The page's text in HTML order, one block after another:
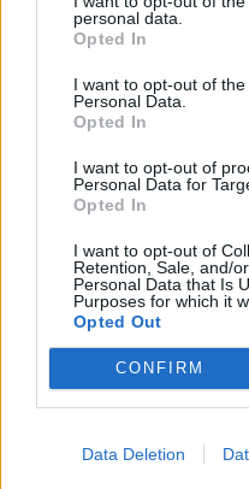
personal data.
Opted In
I want to opt-out of
Personal Data.
Opted In
I want to opt-out of
Personal Data for
Opted In
I want to opt-out of
Retention, Sale, and/
Personal Data that Is
Purposes for which it
Opted Out
CONFIRM
Data Deletion
E 444488
M 222526 FERRARA
S 456187 VASTO (CH)
O 039680
G 042116 CATANIA
A 205419 TEANO (CE)
D 459766 MILANO